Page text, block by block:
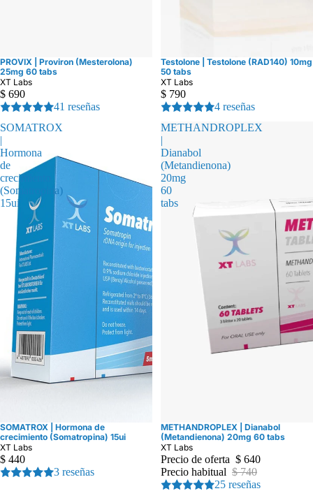
PROVIX | Proviron (Mesterolona)
25mg 60 tabs
XT Labs
$ 690
41 reseñas
Testolone | Testolone (RAD140) 10mg
50 tabs
XT Labs
$ 790
4 reseñas
SOMATROX
|
Hormona
de
crecimiento
(Somatropina)
15ui
SOMATROX | Hormona de
crecimiento (Somatropina) 15ui
XT Labs
$ 440
3 reseñas
METHANDROPLEX
|
Dianabol
(Metandienona)
20mg
60
tabs
Oferta
METHANDROPLEX | Dianabol
(Metandienona) 20mg 60 tabs
XT Labs
Precio de oferta $ 640
Precio habitual $ 740
25 reseñas